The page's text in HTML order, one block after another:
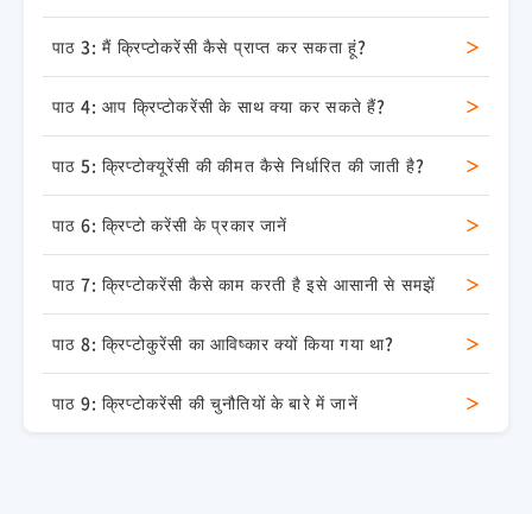
पाठ 3: मैं क्रिप्टोकरेंसी कैसे प्राप्त कर सकता हूं?
पाठ 4: आप क्रिप्टोकरेंसी के साथ क्या कर सकते हैं?
पाठ 5: क्रिप्टोक्यूरेंसी की कीमत कैसे निर्धारित की जाती है?
पाठ 6: क्रिप्टो करेंसी के प्रकार जानें
पाठ 7: क्रिप्टोकरेंसी कैसे काम करती है इसे आसानी से समझें
पाठ 8: क्रिप्टोकुरेंसी का आविष्कार क्यों किया गया था?
पाठ 9: क्रिप्टोकरेंसी की चुनौतियों के बारे में जानें